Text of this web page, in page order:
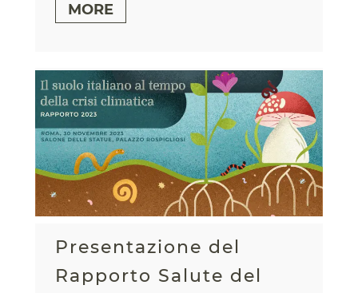
MORE
Presentazione del
Rapporto Salute del